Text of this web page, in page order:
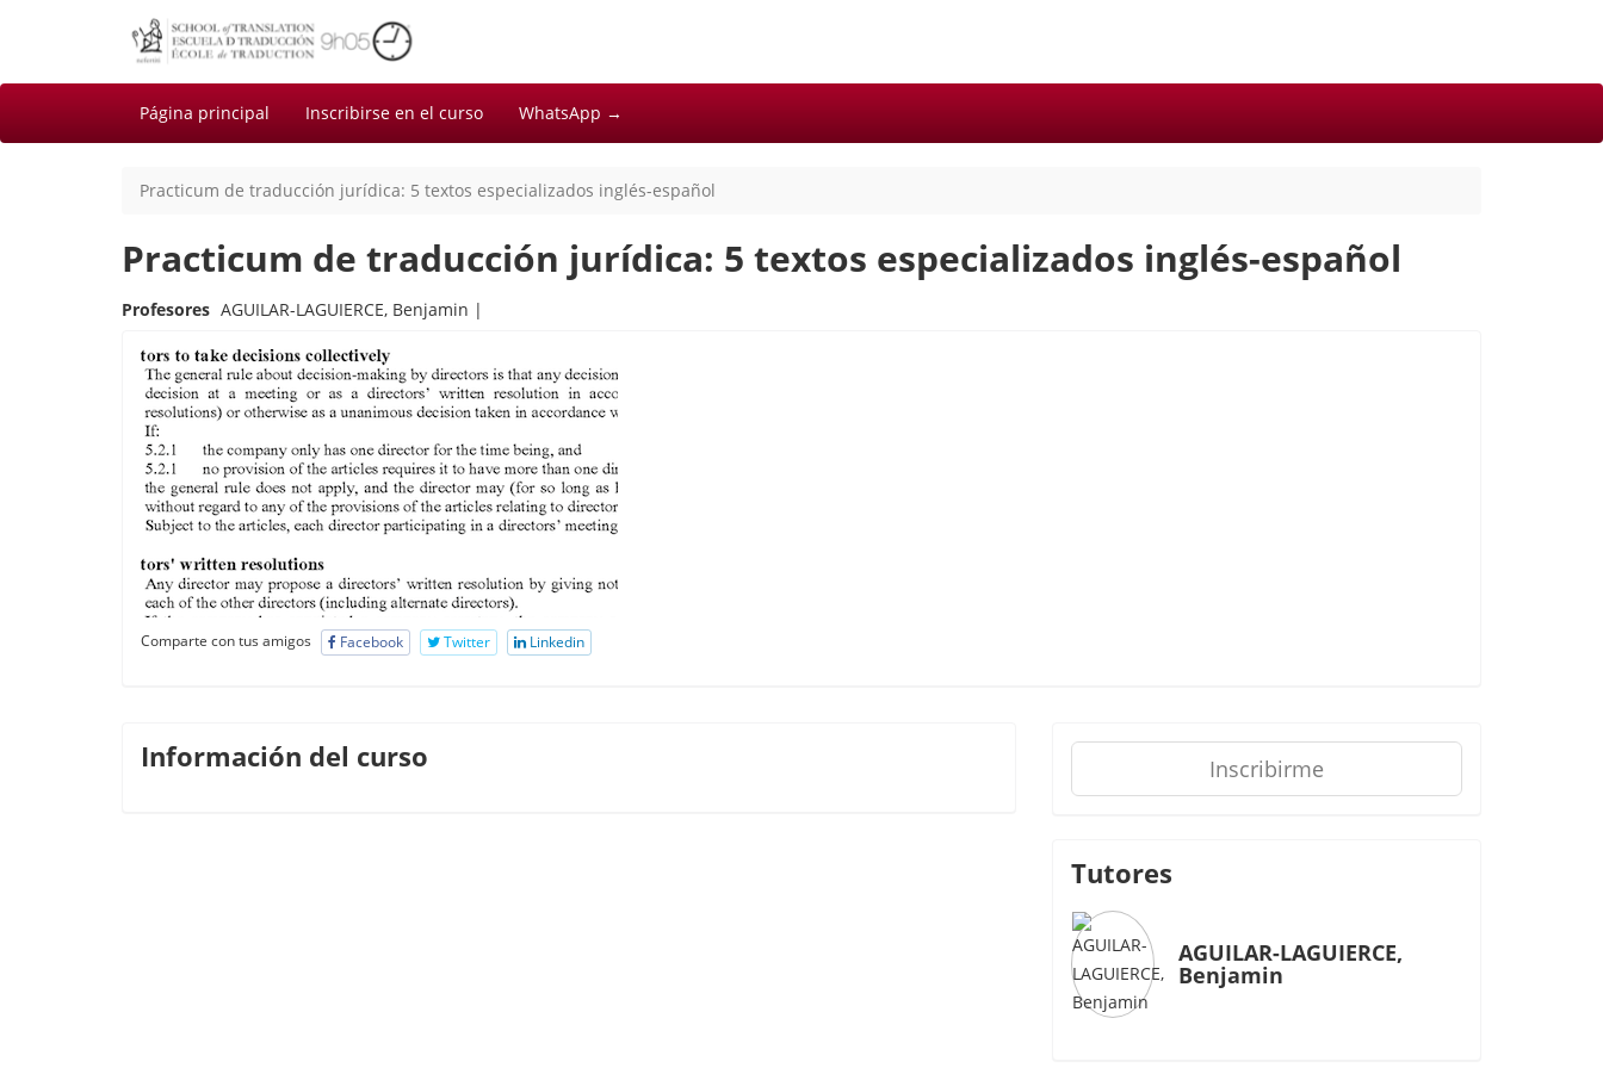
Página principal Inscribirse en el curso WhatsApp →
Practicum de traducción jurídica: 5 textos especializados inglés-español
Practicum de traducción jurídica: 5 textos especializados inglés-español
Profesores AGUILAR-LAGUIERCE, Benjamin |
Comparte con tus amigos Facebook Twitter Linkedin
Información del curso Inscribirme
Tutores
AGUILAR-LAGUIERCE,
Benjamin